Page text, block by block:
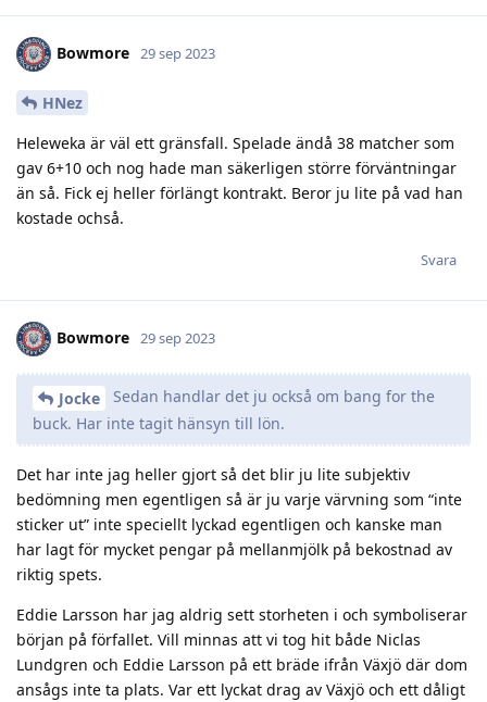
Bowmore 29 sep 2023
HNez
Heleweka är väl ett gränsfall. Spelade ändå 38 matcher som
gav 6+10 och nog hade man säkerligen större förväntningar
än så. Fick ej heller förlängt kontrakt. Beror ju lite på vad han
kostade ochså.
Svara
Bowmore 29 sep 2023
Jocke
Sedan handlar det ju också om bang for the
buck. Har inte tagit hänsyn till lön.
Det har inte jag heller gjort så det blir ju lite subjektiv
bedömning men egentligen så är ju varje värvning som “inte
sticker ut” inte speciellt lyckad egentligen och kanske man
har lagt för mycket pengar på mellanmjölk på bekostnad av
riktig spets.
Eddie Larsson har jag aldrig sett storheten i och symboliserar
början på förfallet. Vill minnas att vi tog hit både Niclas
Lundgren och Eddie Larsson på ett bräde ifrån Växjö där dom
ansågs inte ta plats. Var ett lyckat drag av Växjö och ett dåligt